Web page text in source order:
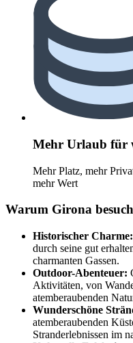
Mehr Urlaub für
Mehr Platz, mehr
mehr Wert
Warum Girona
Historischer Charme:
durch seine gut
charmanten Gassen.
Outdoor-Abenteuer:
Aktivitäten, von
atemberaubenden
Wunderschöne
atemberaubenden
Stranderlebnissen im